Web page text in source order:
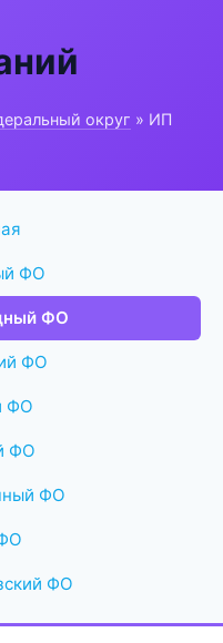
округ » ИП
ФО
ФО
ФО
ФО
ФО
ФО
ФО